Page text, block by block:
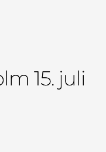
15. juli